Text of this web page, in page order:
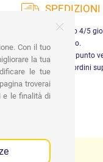
SPEDIZIONI
Consegna in Italia entro 4/5
pagamento.
Ritiro gratuito presso il punto
gratuita per ordini
29,90 €
Con il tuo
la tua
le tue
troverai
e le finalità di